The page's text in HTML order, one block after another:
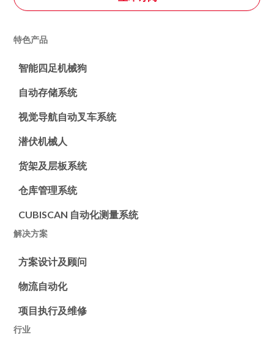
特色产品
智能四足机械狗
自动存储系统
视觉导航自动叉车系统
潜伏机械人
货架及层板系统
仓库管理系统
CUBISCAN 自动化测量系统
解决方案
方案设计及顾问
物流自动化
项目执行及维修
行业